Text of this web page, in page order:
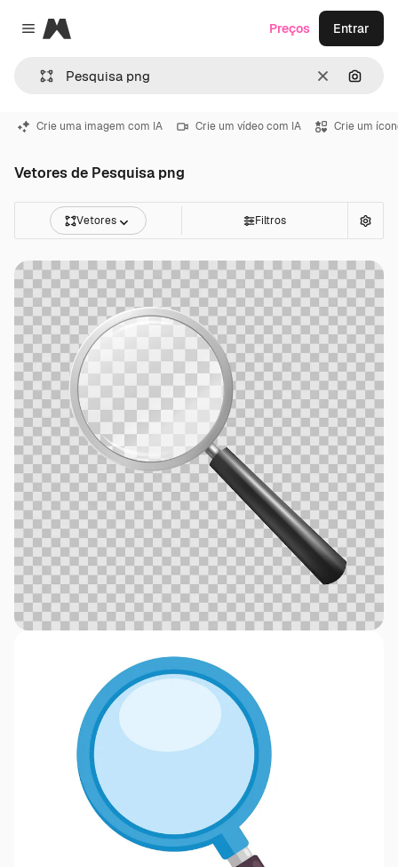
Close menu
Magnific
Limpar
Preços Entrar
Crie uma imagem com IA Crie um vídeo com IA Crie um
Vetores de Pesquisa png
Vetores Filtros